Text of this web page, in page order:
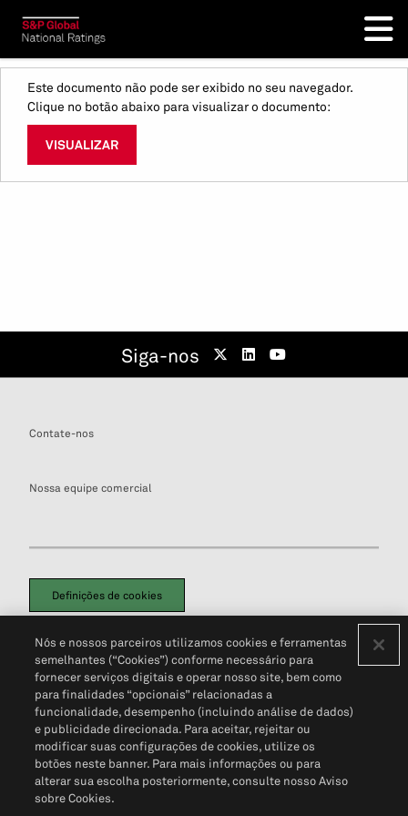
Este documento não pode ser exibido no seu navegador.
Clique no botão abaixo para visualizar o documento:
VISUALIZAR
Siga-nos
Contate-nos
Nossa equipe comercial
Definições de cookies
Política de PrivacidadePortal de privacidade do cliente (em inglês)
Não Venda Minhas Informações Pessoais© 2026 S&P Global
Nós e nossos parceiros utilizamos cookies e ferramentas
semelhantes (“Cookies”) conforme necessário para
fornecer serviços digitais e operar nosso site, bem como
para finalidades “opcionais” relacionadas a
funcionalidade, desempenho (incluindo análise de dados)
e publicidade direcionada. Para aceitar, rejeitar ou
modificar suas configurações de cookies, utilize os
botões neste banner. Para mais informações ou para
alterar sua escolha posteriormente, consulte nosso Aviso
sobre Cookies.